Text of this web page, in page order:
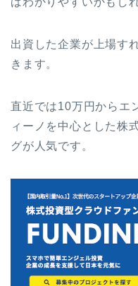
出資した企業が上場す
きます。
直近では10万円からエ
ィーノを中心とした株
グが人気です。